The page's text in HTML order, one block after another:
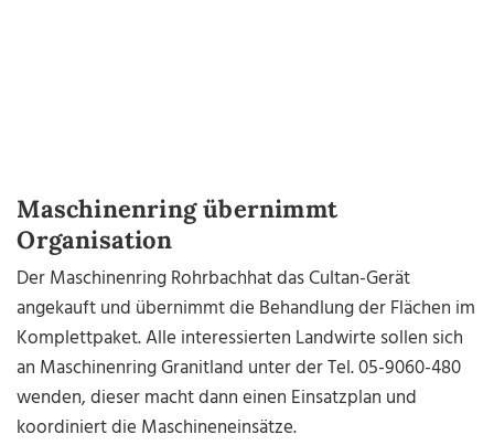
Maschinenring übernimmt
Organisation
Der Maschinenring Rohrbachhat das Cultan-Gerät
angekauft und übernimmt die Behandlung der Flächen im
Komplettpaket. Alle interessierten Landwirte sollen sich
an Maschinenring Granitland unter der Tel. 05-9060-480
wenden, dieser macht dann einen Einsatzplan und
koordiniert die Maschineneinsätze.